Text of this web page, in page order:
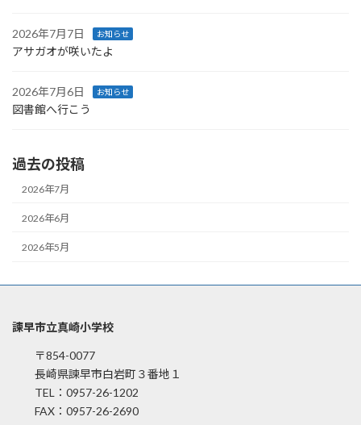
2026年7月7日 お知らせ
アサガオが咲いたよ
2026年7月6日 お知らせ
図書館へ行こう
過去の投稿
2026年7月
2026年6月
2026年5月
諫早市立真崎小学校
〒854-0077
長崎県諫早市白岩町３番地１
TEL：0957-26-1202
FAX：0957-26-2690